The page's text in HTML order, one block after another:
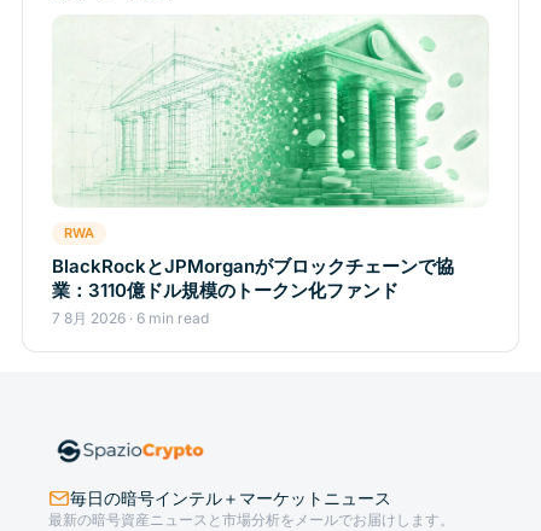
RWA
BlackRockとJPMorganがブロックチェーンで協
業：3110億ドル規模のトークン化ファンド
7 8月 2026 · 6 min read
毎日の暗号インテル＋マーケットニュース
最新の暗号資産ニュースと市場分析をメールでお届けします。